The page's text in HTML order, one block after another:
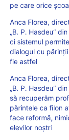
pe care orice
Anca Florea,
„B. P. Hasdeu”
ci sistemul
dialogul cu
fie astfel
Anca Florea,
„B. P. Hasdeu”
să recuperăm
părintele ca filon
face reformă,
elevilor noștri